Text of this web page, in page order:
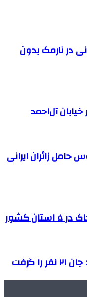
در نارمک بدون
آل‌احمد
زائران ایرانی
کشور
گرفت